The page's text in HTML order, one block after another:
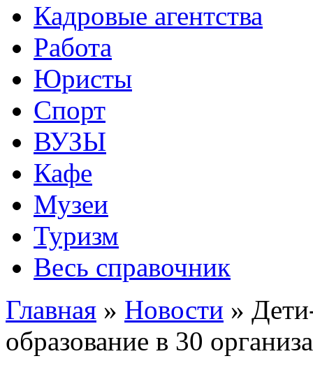
Кадровые агентства
Работа
Юристы
Спорт
ВУЗЫ
Кафе
Музеи
Туризм
Весь справочник
Главная » Новости »
образование в 30